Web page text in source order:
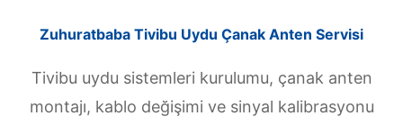
Zuhuratbaba Tivibu Uydu Çanak Anten Servisi
Tivibu uydu sistemleri kurulumu, çanak anten
montajı, kablo değişimi ve sinyal kalibrasyonu